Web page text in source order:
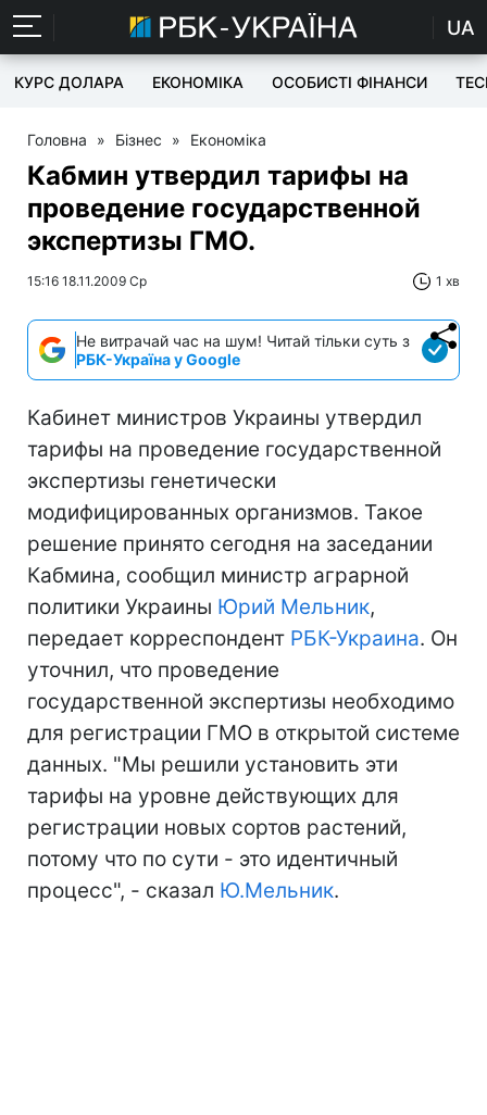
UA
КУРС ДОЛАРА ЕКОНОМІКА ОСОБИСТІ ФІНАНСИ
Головна » Бізнес » Економіка
Кабмин утвердил тарифы на
проведение государственной
экспертизы ГМО.
15:16 18.11.2009 Ср 1 хв
Не витрачай час на шум! Читай тільки суть з
РБК-Україна у Google
Кабинет министров Украины утвердил
тарифы на проведение государственной
экспертизы генетически
модифицированных организмов. Такое
решение принято сегодня на заседании
Кабмина, сообщил министр аграрной
политики Украины Юрий Мельник,
передает корреспондент РБК-Украина. Он
уточнил, что проведение
государственной экспертизы необходимо
для регистрации ГМО в открытой системе
данных. "Мы решили установить эти
тарифы на уровне действующих для
регистрации новых сортов растений,
потому что по сути - это идентичный
процесс", - сказал Ю.Мельник.